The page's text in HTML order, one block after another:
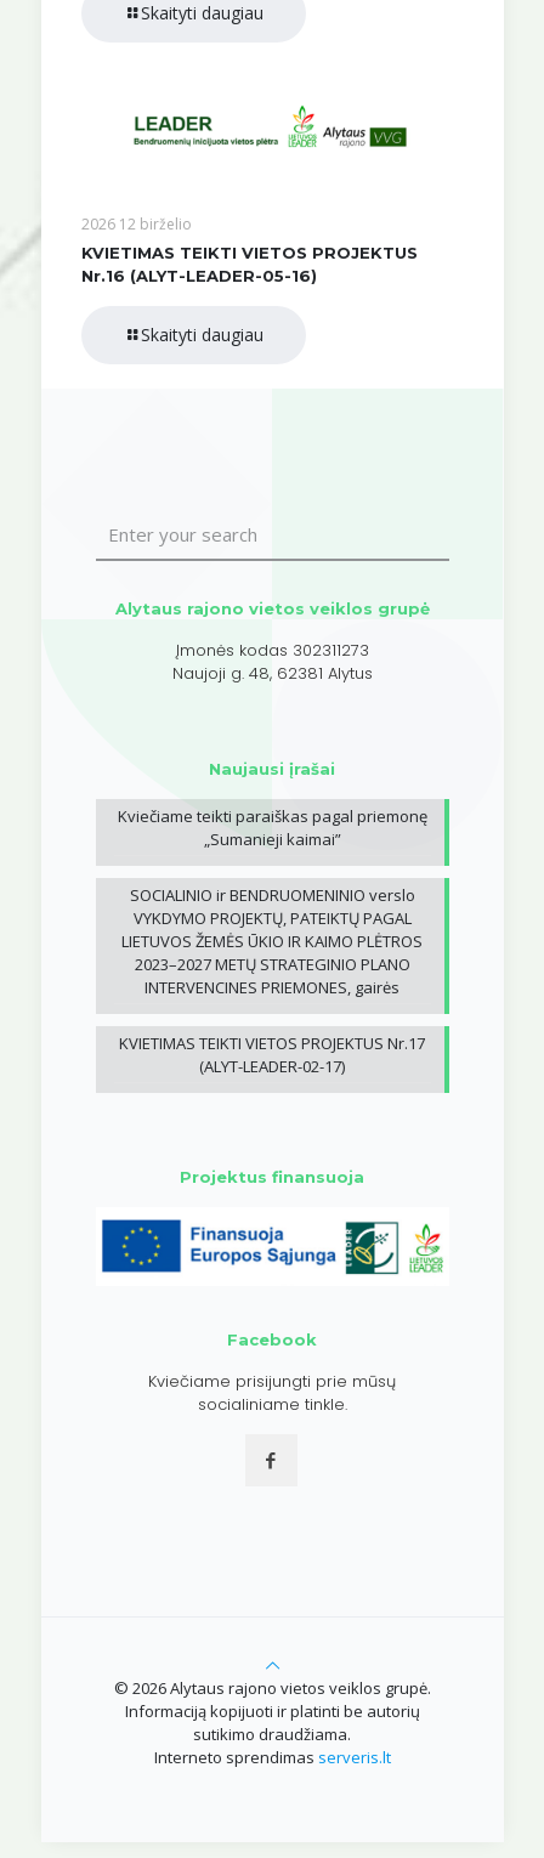
Skaityti daugiau
2026 12 birželio
KVIETIMAS TEIKTI VIETOS PROJEKTUS
Nr.16 (ALYT-LEADER-05-16)
Skaityti daugiau
Alytaus rajono vietos veiklos grupė
Įmonės kodas 302311273
Naujoji g. 48, 62381 Alytus
Naujausi įrašai
Kviečiame teikti paraiškas pagal priemonę
„Sumanieji kaimai”
SOCIALINIO ir BENDRUOMENINIO verslo
VYKDYMO PROJEKTŲ, PATEIKTŲ PAGAL
LIETUVOS ŽEMĖS ŪKIO IR KAIMO PLĖTROS
2023–2027 METŲ STRATEGINIO PLANO
INTERVENCINES PRIEMONES, gairės
KVIETIMAS TEIKTI VIETOS PROJEKTUS Nr.17
(ALYT-LEADER-02-17)
Projektus finansuoja
Facebook
Kviečiame prisijungti prie mūsų
socialiniame tinkle.
© 2026 Alytaus rajono vietos veiklos grupė.
Informaciją kopijuoti ir platinti be autorių
sutikimo draudžiama.
Interneto sprendimas serveris.lt